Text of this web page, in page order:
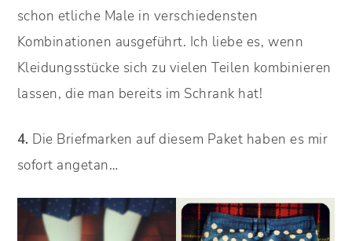
schon etliche Male in verschiedensten
Kombinationen ausgeführt. Ich liebe es, wenn
Kleidungsstücke sich zu vielen Teilen kombinieren
lassen, die man bereits im Schrank hat!
4. Die Briefmarken auf diesem Paket haben es mir
sofort angetan…